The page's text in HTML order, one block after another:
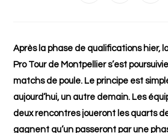
Après la phase de qualifications hier,
Pro Tour de Montpellier s’est
matchs de poule. Le principe est
aujourd’hui, un autre demain. Les
deux rencontres joueront les quarts
gagnent qu’un passeront par une